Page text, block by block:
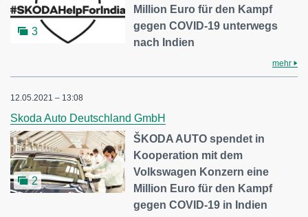
3
Million Euro für den Kampf
gegen COVID-19 unterwegs
nach Indien
mehr
12.05.2021 – 13:08
Skoda Auto Deutschland GmbH
2
ŠKODA AUTO spendet in
Kooperation mit dem
Volkswagen Konzern eine
Million Euro für den Kampf
gegen COVID-19 in Indien